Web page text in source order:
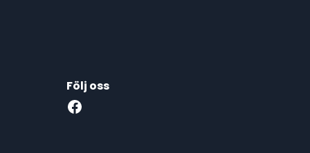
Följ oss
Facebook